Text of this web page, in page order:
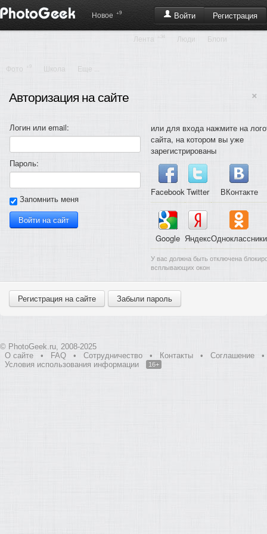
Войти Регистрация
Новое +9
Лента Люди Блоги
Фото +9 Школа Еще ...
×
Авторизация на сайте
Логин или email:
Пароль:
Запомнить меня
или для входа нажмите на
сайта, на котором вы уже
зарегистрированы
FacebookTwitter ВКонтакте
Google ЯндексОдноклассники
У вас должна быть отключена
всплывающих окон
© PhotoGeek.ru, 2008-2025
О сайте
• FAQ • Сотрудничество • Контакты • Соглашение
•
Условия использования информации
16+